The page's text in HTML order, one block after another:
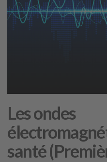
Les ondes
santé